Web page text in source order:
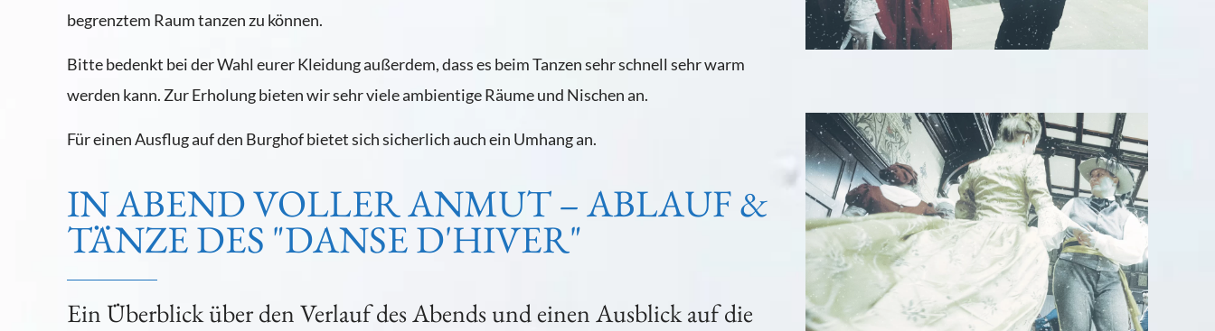
begrenztem Raum tanzen zu können.
Bitte bedenkt bei der Wahl eurer Kleidung außerdem, dass es beim Tanzen sehr schnell sehr warm
werden kann. Zur Erholung bieten wir sehr viele ambientige Räume und Nischen an.
Für einen Ausflug auf den Burghof bietet sich sicherlich auch ein Umhang an.
IN ABEND VOLLER ANMUT – ABLAUF &
TÄNZE DES "DANSE D'HIVER"
Ein Überblick über den Verlauf des Abends und einen Ausblick auf die